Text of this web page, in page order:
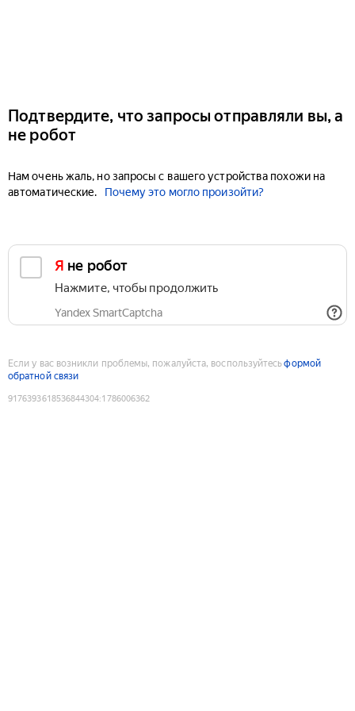
Подтвердите, что запросы отправляли вы, а
не робот
Нам очень жаль, но запросы с вашего устройства похожи на
автоматические.
Почему это могло произойти?
Я не робот
Нажмите, чтобы продолжить
Yandex SmartCaptcha
Если у вас возникли проблемы, пожалуйста, воспользуйтесьформой
обратной связи
9176393618536844304:1786006362